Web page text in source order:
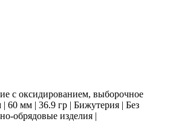
с оксидированием, выборочное
| 60 мм | 36.9 гр | Бижутерия | Без
обрядовые изделия |